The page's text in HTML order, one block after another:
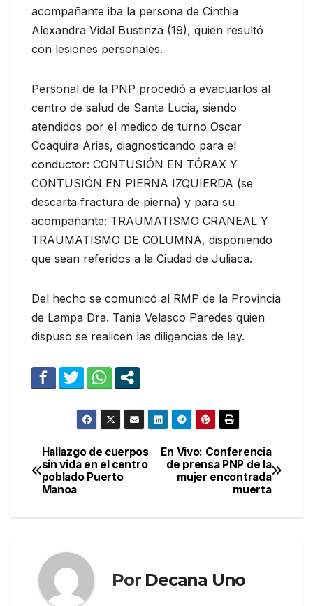
acompañante iba la persona de Cinthia
Alexandra Vidal Bustinza (19), quien resultó
con lesiones personales.
Personal de la PNP procedió a evacuarlos al
centro de salud de Santa Lucia, siendo
atendidos por el medico de turno Oscar
Coaquira Arias, diagnosticando para el
conductor: CONTUSIÓN EN TÓRAX Y
CONTUSIÓN EN PIERNA IZQUIERDA (se
descarta fractura de pierna) y para su
acompañante: TRAUMATISMO CRANEAL Y
TRAUMATISMO DE COLUMNA, disponiendo
que sean referidos a la Ciudad de Juliaca.
Del hecho se comunicó al RMP de la Provincia
de Lampa Dra. Tania Velasco Paredes quien
dispuso se realicen las diligencias de ley.
Navegación
de
En Vivo: Conferencia
de prensa PNP de la
mujer encontrada
muerta
Hallazgo de cuerpos
sin vida en el centro
poblado Puerto
Manoa
Por Decana Uno